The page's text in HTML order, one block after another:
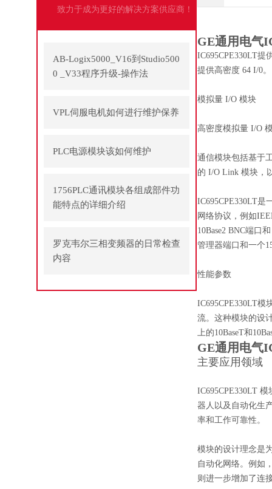
致力于成为更好的解决方案供应商！
AB-Logix5000_V16到Studio500
0 _V33程序升级-操作法
VPL伺服电机如何进行维护保养
PLC电源模块该如何维护
1756PLC通讯模块各组成部件功
能特点的详细介绍
罗克韦尔三相变频器的日常检查
内容
GE通用电气
IC695CPE330LT
提供高密度 64 I/0。
模拟量 I/O 模块
高密度模拟量 I/O
通信模块包括基于
的 I/O Link 模块，
IC695CPE330LT
网络协议，例如
10Base2 BNC端口
管理器端口和一个
性能参数
IC695CPE330LT模
流。这种模块的设
上的10BaseT和
GE通用电气
主要应用领域
IC695CPE330LT
器人以及自动化生
率和工作可靠性。
模块的设计理念是
自动化网络。例如
则进一步增加了连